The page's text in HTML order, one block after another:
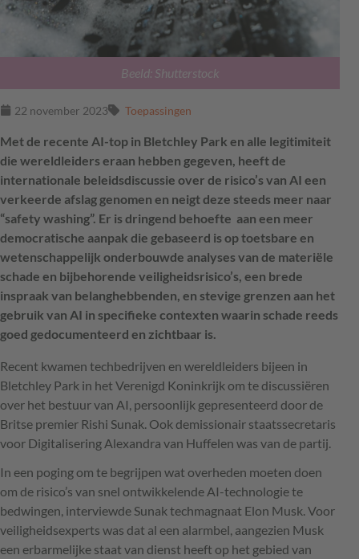
Beeld: Shutterstock
22 november 2023 Toepassingen
Met de recente AI-top in Bletchley Park en alle legitimiteit
die wereldleiders eraan hebben gegeven, heeft de
internationale beleidsdiscussie over de risico’s van AI een
verkeerde afslag genomen en neigt deze steeds meer naar
“safety washing”. Er is dringend behoefte aan een meer
democratische aanpak die gebaseerd is op toetsbare en
wetenschappelijk onderbouwde analyses van de materiële
schade en bijbehorende veiligheidsrisico’s, een brede
inspraak van belanghebbenden, en stevige grenzen aan het
gebruik van AI in specifieke contexten waarin schade reeds
goed gedocumenteerd en zichtbaar is.
Recent kwamen techbedrijven en wereldleiders bijeen in
Bletchley Park in het Verenigd Koninkrijk om te discussiëren
over het bestuur van AI, persoonlijk gepresenteerd door de
Britse premier Rishi Sunak. Ook demissionair staatssecretaris
voor Digitalisering Alexandra van Huffelen was van de partij.
In een poging om te begrijpen wat overheden moeten doen
om de risico’s van snel ontwikkelende AI-technologie te
bedwingen, interviewde Sunak techmagnaat Elon Musk. Voor
veiligheidsexperts was dat al een alarmbel, aangezien Musk
een erbarmelijke staat van dienst heeft op het gebied van